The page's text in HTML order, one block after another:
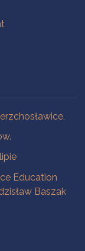
Education
Baszak